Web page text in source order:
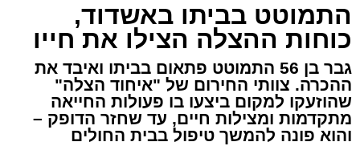
התמוטט בביתו באשדוד,
כוחות ההצלה הצילו את חייו
גבר בן 56 התמוטט פתאום בביתו ואיבד את
ההכרה. צוותי החירום של "איחוד הצלה"
שהוזעקו למקום ביצעו בו פעולות החייאה
מתקדמות ומצילות חיים, עד שחזר הדופק –
והוא פונה להמשך טיפול בבית החולים